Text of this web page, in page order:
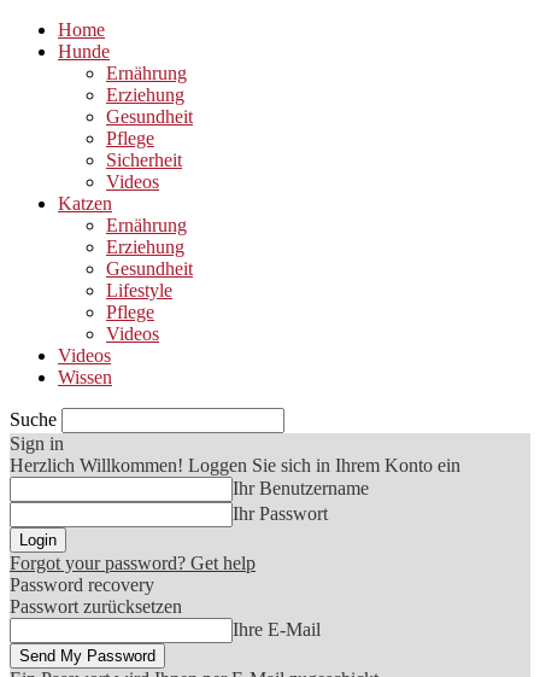
Home
Hunde
Ernährung
Erziehung
Gesundheit
Pflege
Sicherheit
Videos
Katzen
Ernährung
Erziehung
Gesundheit
Lifestyle
Pflege
Videos
Videos
Wissen
Suche
Sign in
Herzlich Willkommen! Loggen Sie sich in Ihrem Konto ein
Ihr Benutzername
Ihr Passwort
Forgot your password? Get help
Password recovery
Passwort zurücksetzen
Ihre E-Mail